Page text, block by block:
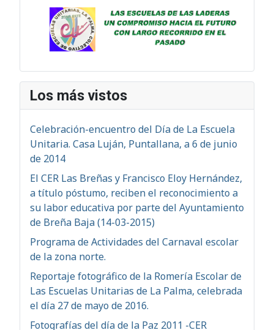
Los más vistos
Celebración-encuentro del Día de La Escuela
Unitaria. Casa Luján, Puntallana, a 6 de junio
de 2014
El CER Las Breñas y Francisco Eloy Hernández,
a título póstumo, reciben el reconocimiento a
su labor educativa por parte del Ayuntamiento
de Breña Baja (14-03-2015)
Programa de Actividades del Carnaval escolar
de la zona norte.
Reportaje fotográfico de la Romería Escolar de
Las Escuelas Unitarias de La Palma, celebrada
el día 27 de mayo de 2016.
Fotografías del día de la Paz 2011 -CER